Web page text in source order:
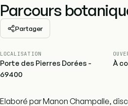
Parcours
Partager
LOCALISATION
Porte des Pierres Dorées -
69400
À
Elaboré par Manon Champalle,